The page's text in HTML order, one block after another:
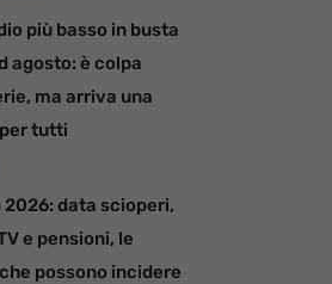
più basso in busta
agosto: è colpa
ma arriva una
tutti
2026: data scioperi,
e pensioni, le
possono incidere